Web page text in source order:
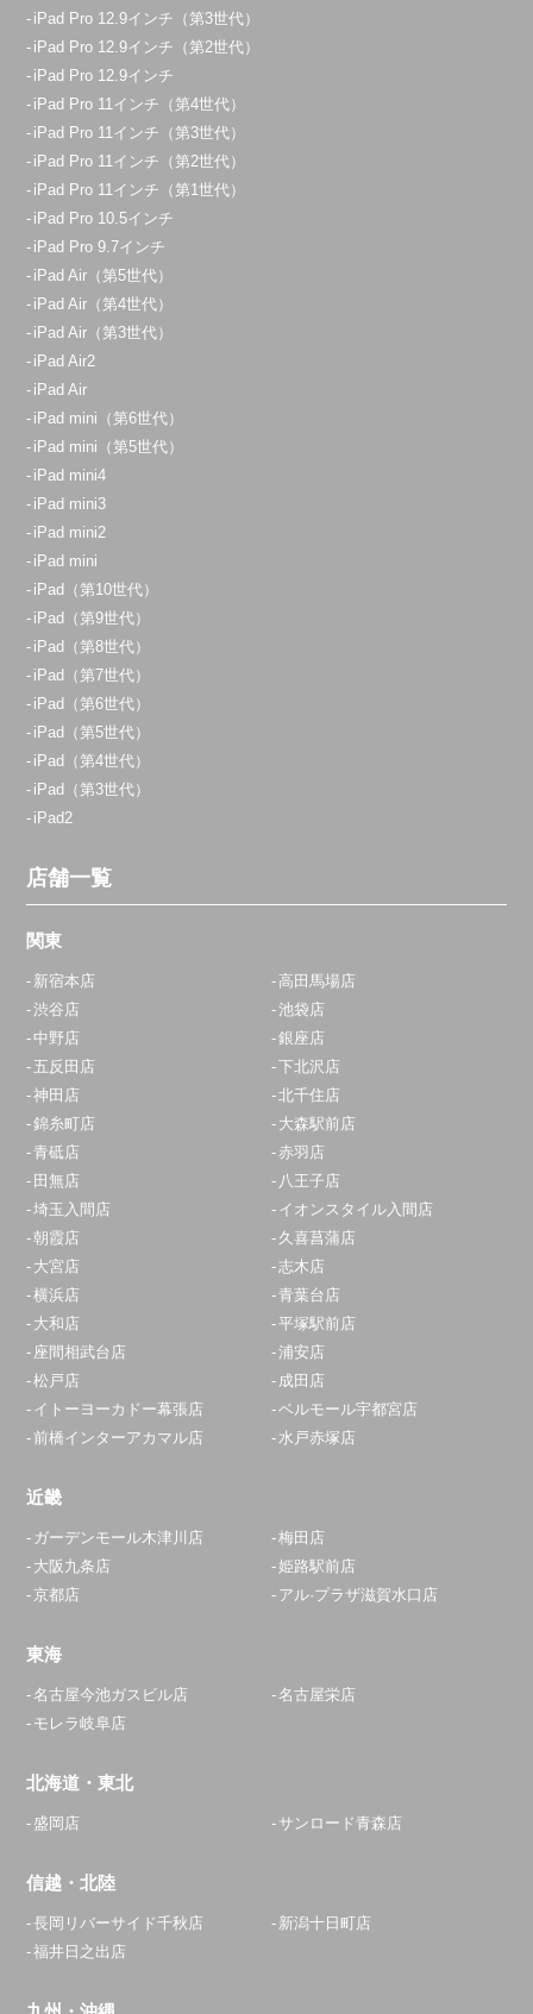
iPad Pro 12.9インチ（第3世代）
iPad Pro 12.9インチ（第2世代）
iPad Pro 12.9インチ
iPad Pro 11インチ（第4世代）
iPad Pro 11インチ（第3世代）
iPad Pro 11インチ（第2世代）
iPad Pro 11インチ（第1世代）
iPad Pro 10.5インチ
iPad Pro 9.7インチ
iPad Air（第5世代）
iPad Air（第4世代）
iPad Air（第3世代）
iPad Air2
iPad Air
iPad mini（第6世代）
iPad mini（第5世代）
iPad mini4
iPad mini3
iPad mini2
iPad mini
iPad（第10世代）
iPad（第9世代）
iPad（第8世代）
iPad（第7世代）
iPad（第6世代）
iPad（第5世代）
iPad（第4世代）
iPad（第3世代）
iPad2
店舗一覧
関東
新宿本店
高田馬場店
渋谷店
池袋店
中野店
銀座店
五反田店
下北沢店
神田店
北千住店
錦糸町店
大森駅前店
青砥店
赤羽店
田無店
八王子店
埼玉入間店
イオンスタイル入間店
朝霞店
久喜菖蒲店
大宮店
志木店
横浜店
青葉台店
大和店
平塚駅前店
座間相武台店
浦安店
松戸店
成田店
イトーヨーカドー幕張店
ベルモール宇都宮店
前橋インターアカマル店
水戸赤塚店
近畿
ガーデンモール木津川店
梅田店
大阪九条店
姫路駅前店
京都店
アル·プラザ滋賀水口店
東海
名古屋今池ガスビル店
名古屋栄店
モレラ岐阜店
北海道・東北
盛岡店 サンロード青森店
信越・北陸
長岡リバーサイド千秋店
新潟十日町店
福井日之出店